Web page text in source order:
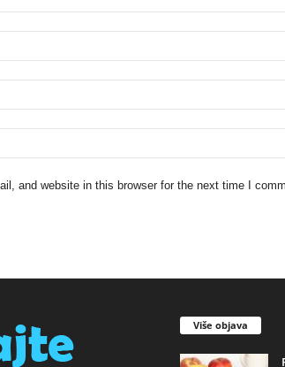
and website in this browser for the next time I
Više objava